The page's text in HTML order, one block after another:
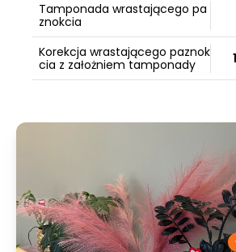
Tamponada wrastającego pa
znokcia
Korekcja wrastającego paznok
cia z założniem tamponady